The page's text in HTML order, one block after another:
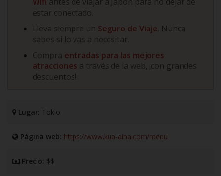
estar conectado.
Lleva siempre un Seguro de Viaje. Nunca
sabes si lo vas a necesitar.
Compra entradas para las mejores
atracciones a través de la web, ¡con grandes
descuentos!
Lugar: Tokio
Página web: https://www.kua-aina.com/menu
Precio: $$